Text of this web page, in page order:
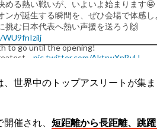
める熱い戦いが、いよいよ始まります🤩
ンが誕生する瞬間を、ぜひ会場で体感し
挑む日本代表へ熱い声援を送ろう🙌
to go until the opening!
pic.twitter.com/AktrwXnBvU
、世界中のトップアスリートが集ま
催され、 短距離から長距離、跳